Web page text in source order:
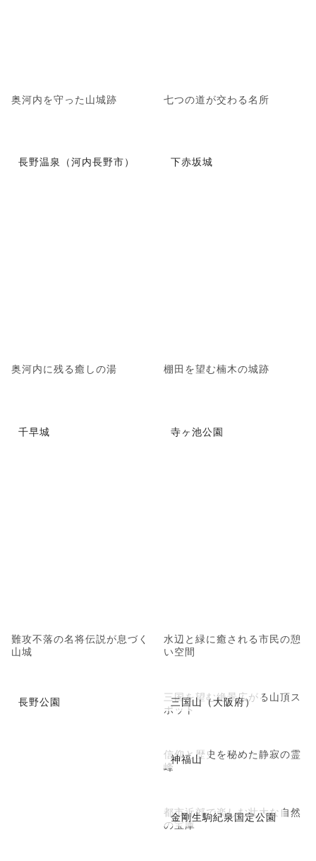
奥河内を守った山城跡 七つの道が交わる名所
長野温泉（河内長野市）
奥河内に残る癒しの湯
下赤坂城
棚田を望む楠木の城跡
千早城
難攻不落の名将伝説が息づく
山城
寺ヶ池公園
水辺と緑に癒される市民の憩
い空間
長野公園 三国山（大阪府）
三国を望む絶景広がる山頂ス
ポット
神福山
信仰と歴史を秘めた静寂の霊
峰
金剛生駒紀泉国定公園
都市近郊で楽しむ壮大な自然
の宝庫